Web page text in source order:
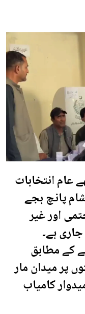
عام انتخابات
پانچ بجے
اور غیر
ہے۔
کے مطابق
پارٹی نے 5 نشستوں پر میدان مار
کامیاب